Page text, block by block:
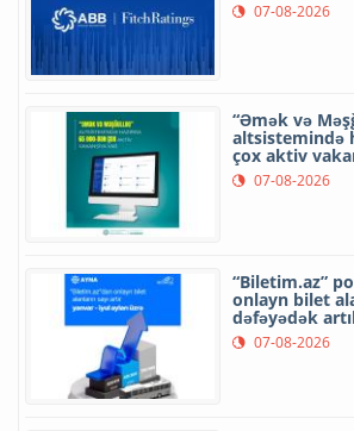
07-08-2026
“Əmək və
altsistemində
çox aktiv
07-08-2026
“Biletim.az”
onlayn bilet
dəfəyədək
07-08-2026